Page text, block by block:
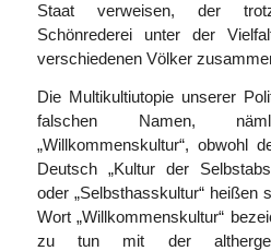
Staat verweisen, der
Schönrederei unter der
verschiedenen Völker
Die Multikultiutopie unserer
falschen Namen,
„Willkommenskultur“, obwohl
Deutsch „Kultur der
oder „Selbsthasskultur“ heißen
Wort „Willkommenskultur“
zu tun mit der